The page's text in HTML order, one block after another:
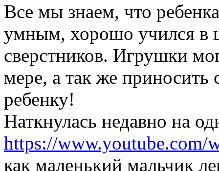
Все мы знаем, что
умным, хорошо учился в
сверстников. Игрушки
мере, а так же приносить
ребенку!
Наткнулась недавно на
https://www.youtube.com/
как маленький мальчик